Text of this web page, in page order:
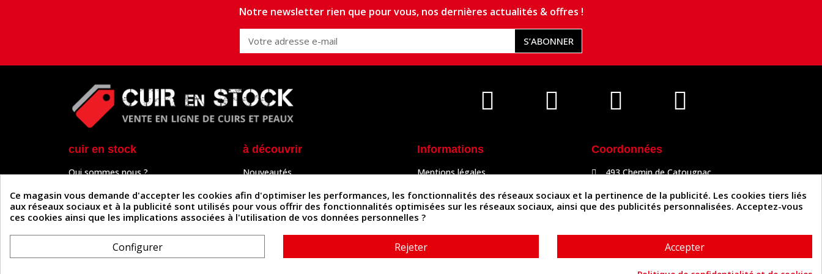
Notre newsletter rien que pour vous, nos dernières actualités & offres !
S’ABONNER
cuir en stock
Qui sommes nous ?
Paiement sécurisé
Un problème de connexion ?
Frais de livraison
Formulaire de rétractation
à découvrir
Nouveautés
Outils & Accessoires
Tutos
Actualités
Informations
Mentions légales
Politique de confidentialité
Politique des cookies
Contactez-nous
Coordonnées
493 Chemin de Catougnac
05 63 34 51 88
contact@cuirenstock.com
Ce magasin vous demande d'accepter les cookies afin d'optimiser les performances, les fonctionnalités des réseaux sociaux et la pertinence de la publicité. Les cookies tiers liés
aux réseaux sociaux et à la publicité sont utilisés pour vous offrir des fonctionnalités optimisées sur les réseaux sociaux, ainsi que des publicités personnalisées. Acceptez-vous
ces cookies ainsi que les implications associées à l'utilisation de vos données personnelles ?
Configurer Rejeter Accepter